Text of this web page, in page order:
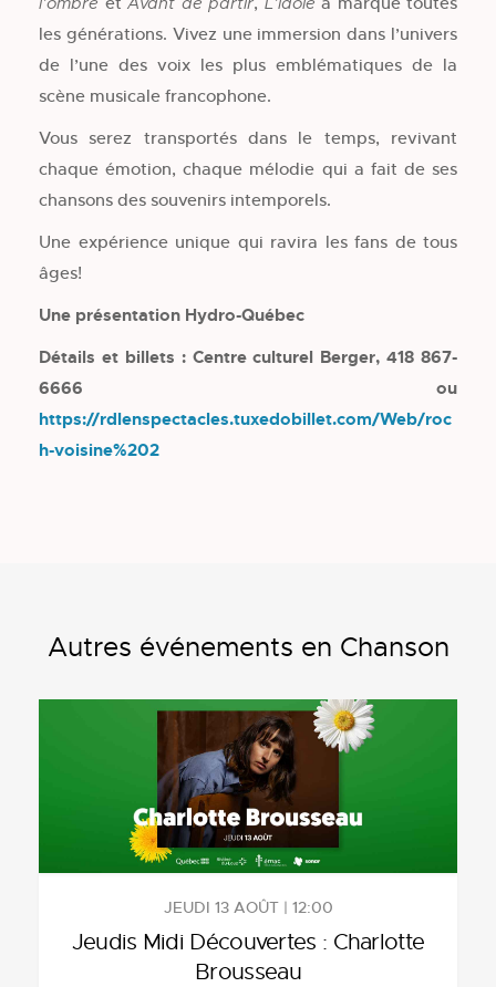
les générations. Vivez une immersion dans l’univers
de l’une des voix les plus emblématiques de la
scène musicale francophone.
Vous serez transportés dans le temps, revivant
chaque émotion, chaque mélodie qui a fait de ses
chansons des souvenirs intemporels.
Une expérience unique qui ravira les fans de tous
âges!
Une présentation Hydro-Québec
Détails et billets : Centre culturel Berger, 418 867-
6666 ou
https://rdlenspectacles.tuxedobillet.com/Web/roc
h-voisine%202
Autres événements en Chanson
JEUDI 13 AOÛT | 12:00
Jeudis Midi Découvertes : Charlotte
Brousseau